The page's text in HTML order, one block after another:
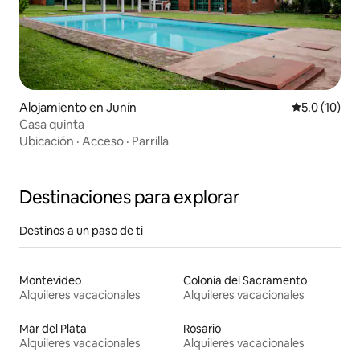
Alojamiento en Junín Calificación
5.0 (10)
Casa quinta
Ubicación · Acceso · Parrilla
Destinaciones para explorar
Destinos a un paso de ti
Montevideo
Alquileres vacacionales
Colonia del Sacramento
Alquileres vacacionales
Mar del Plata
Alquileres vacacionales
Rosario
Alquileres vacacionales